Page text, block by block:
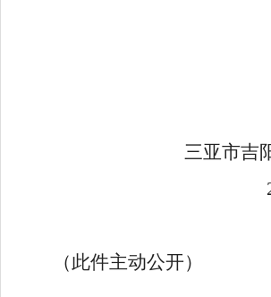
三亚市吉
（此件主动公开）